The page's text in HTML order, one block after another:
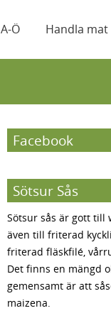
A-Ö Handla
Facebook
Sötsur Sås
Sötsur sås är gott till
även till friterad
friterad fläskfilé,
Det finns en mängd
gemensamt är att
maizena.